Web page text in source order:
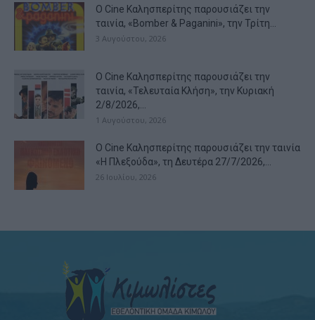
Ο Cine Καλησπερίτης παρουσιάζει την
ταινία, «Bomber & Paganini», την Τρίτη...
3 Αυγούστου, 2026
Ο Cine Καλησπερίτης παρουσιάζει την
ταινία, «Τελευταία Κλήση», την Κυριακή
2/8/2026,...
1 Αυγούστου, 2026
Ο Cine Καλησπερίτης παρουσιάζει την ταινία
«Η Πλεξούδα», τη Δευτέρα 27/7/2026,...
26 Ιουλίου, 2026